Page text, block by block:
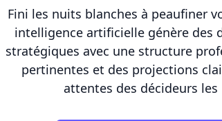
Fini les nuits blanches à peaufiner
intelligence artificielle génère des
stratégiques avec une structure
pertinentes et des projections
attentes des décideurs